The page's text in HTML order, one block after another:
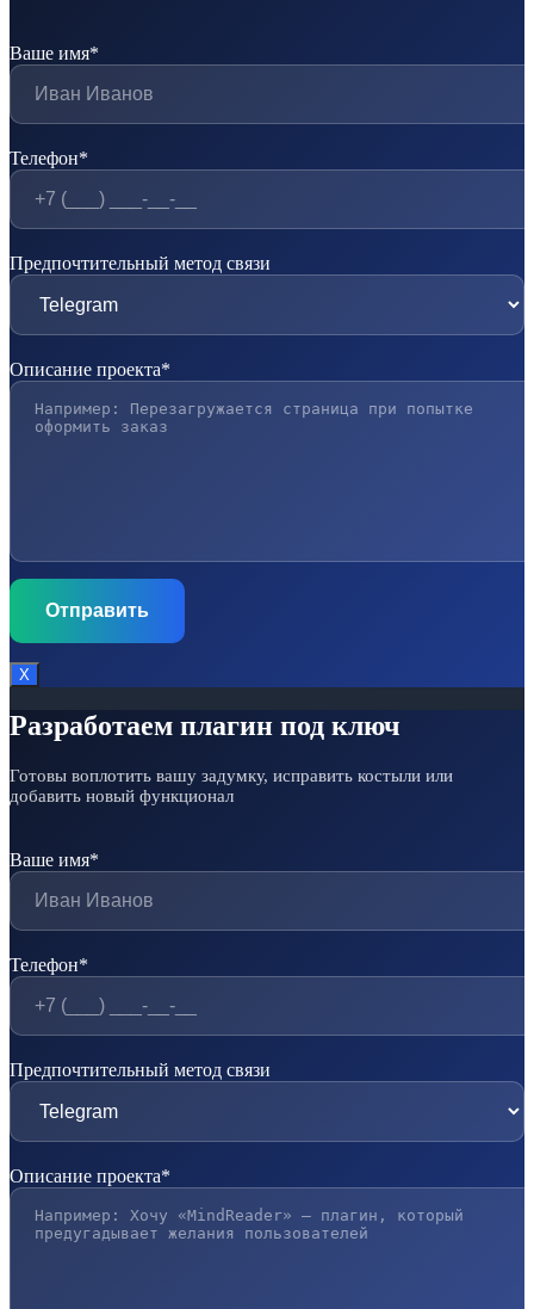
Ваше имя*
Телефон*
Предпочтительный метод связи
Описание проекта*
Х
Разработаем плагин под ключ
Готовы воплотить вашу задумку, исправить костыли или
добавить новый функционал
Ваше имя*
Телефон*
Предпочтительный метод связи
Описание проекта*